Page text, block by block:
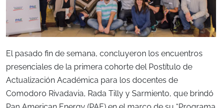
El pasado fin de semana, concluyeron los encuentros
presenciales de la primera cohorte del Postítulo de
Actualización Académica para los docentes de
Comodoro Rivadavia, Rada Tilly y Sarmiento, que brindó